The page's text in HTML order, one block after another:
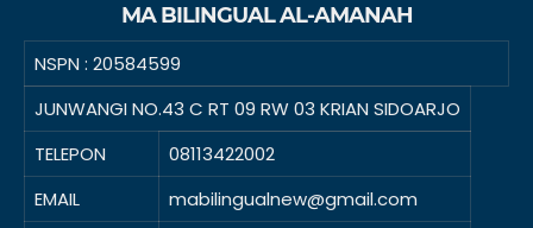
MA BILINGUAL AL-AMANAH
NSPN : 20584599
JUNWANGI NO.43 C RT 09 RW 03 KRIAN SIDOARJO
TELEPON
08113422002
EMAIL
mabilingualnew@gmail.com